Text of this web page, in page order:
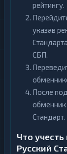
рейтингу.
указав
СБП.
После
обменник
Стандарт.
Что
Русский